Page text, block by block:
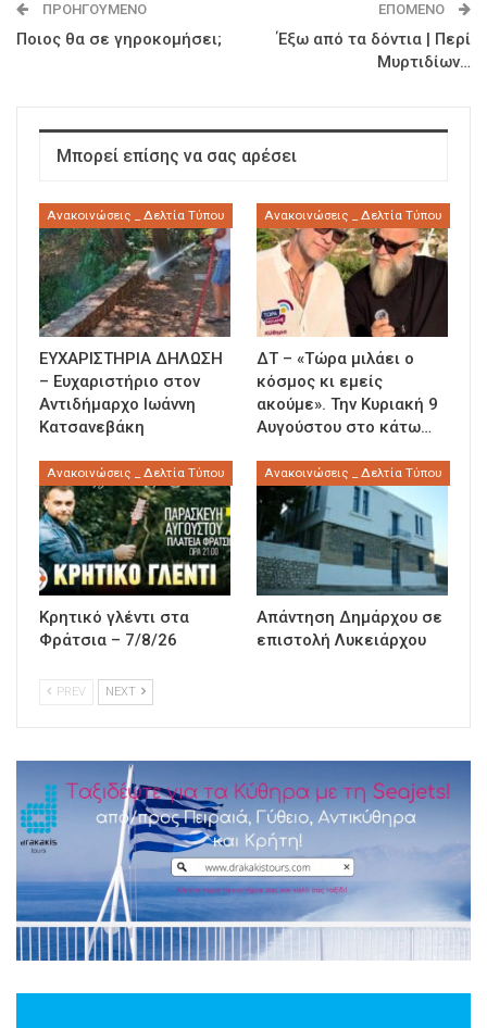
ΠΡΟΗΓΟΎΜΕΝΟ
Ποιος θα σε γηροκομήσει;
ΕΠΌΜΕΝΟ
Έξω από τα δόντια | Περί
Μυρτιδίων…
Μπορεί επίσης να σας αρέσει
Ανακοινώσεις _ Δελτία Τύπου
ΕΥΧΑΡΙΣΤΗΡΙΑ ΔΗΛΩΣΗ
– Ευχαριστήριο στον
Αντιδήμαρχο Ιωάννη
Κατσανεβάκη
Ανακοινώσεις _ Δελτία Τύπου
ΔΤ – «Τώρα μιλάει ο
κόσμος κι εμείς
ακούμε». Την Κυριακή 9
Αυγούστου στο κάτω…
Ανακοινώσεις _ Δελτία Τύπου
Κρητικό γλέντι στα
Φράτσια – 7/8/26
Ανακοινώσεις _ Δελτία Τύπου
Απάντηση Δημάρχου σε
επιστολή Λυκειάρχου
PREV NEXT